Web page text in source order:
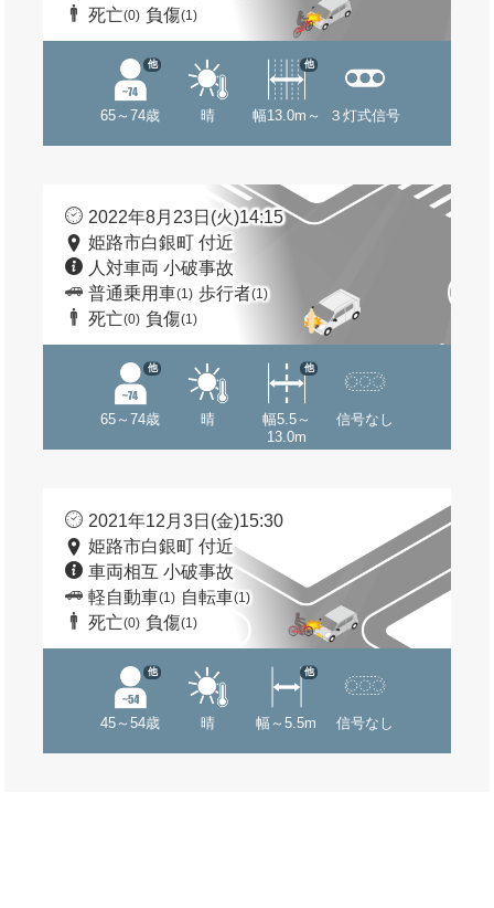
死亡(0) 負傷(1)
65～74歳
他
晴 幅13.0m～
他
３灯式信号
2022年8月23日(火)14:15
姫路市白銀町 付近
人対車両 小破事故
普通乗用車(1) 歩行者(1)
死亡(0) 負傷(1)
65～74歳
他
晴
幅5.5～
13.0m
他
信号なし
2021年12月3日(金)15:30
姫路市白銀町 付近
車両相互 小破事故
軽自動車(1) 自転車(1)
死亡(0) 負傷(1)
45～54歳
他
晴 幅～5.5m
他
信号なし